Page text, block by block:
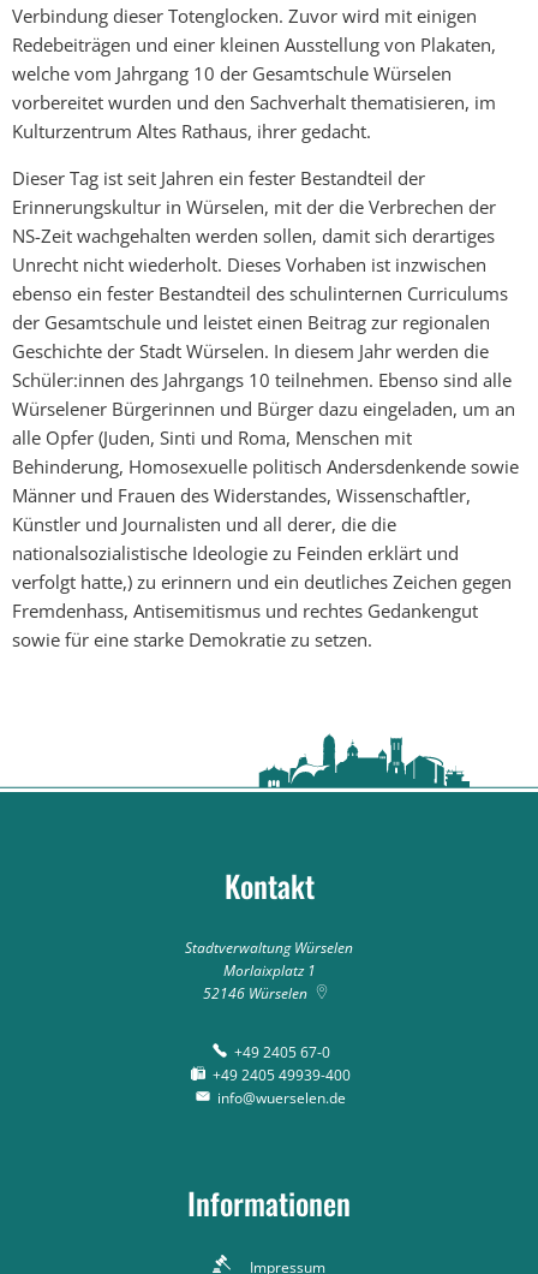
Verbindung dieser Totenglocken. Zuvor wird mit einigen
Redebeiträgen und einer kleinen Ausstellung von Plakaten,
welche vom Jahrgang 10 der Gesamtschule Würselen
vorbereitet wurden und den Sachverhalt thematisieren, im
Kulturzentrum Altes Rathaus, ihrer gedacht.
Dieser Tag ist seit Jahren ein fester Bestandteil der
Erinnerungskultur in Würselen, mit der die Verbrechen der
NS-Zeit wachgehalten werden sollen, damit sich derartiges
Unrecht nicht wiederholt. Dieses Vorhaben ist inzwischen
ebenso ein fester Bestandteil des schulinternen Curriculums
der Gesamtschule und leistet einen Beitrag zur regionalen
Geschichte der Stadt Würselen. In diesem Jahr werden die
Schüler:innen des Jahrgangs 10 teilnehmen. Ebenso sind alle
Würselener Bürgerinnen und Bürger dazu eingeladen, um an
alle Opfer (Juden, Sinti und Roma, Menschen mit
Behinderung, Homosexuelle politisch Andersdenkende sowie
Männer und Frauen des Widerstandes, Wissenschaftler,
Künstler und Journalisten und all derer, die die
nationalsozialistische Ideologie zu Feinden erklärt und
verfolgt hatte,) zu erinnern und ein deutliches Zeichen gegen
Fremdenhass, Antisemitismus und rechtes Gedankengut
sowie für eine starke Demokratie zu setzen.
Kontakt
Stadtverwaltung Würselen
Morlaixplatz 1
52146 Würselen
+49 2405 67-0
+49 2405 49939-400
info@wuerselen.de
Informationen
Impressum